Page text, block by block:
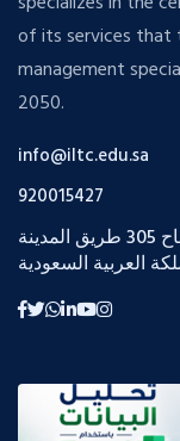
of its services that
management
2050.
info@iltc.edu.sa
920015427
مركز النور للأعمال ، الطابق الثالث ، جناح 305 طريق المدينة
العربية السعودية